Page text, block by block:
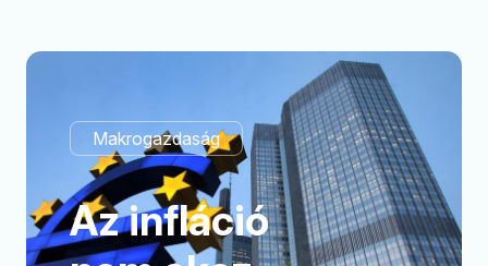
Makrogazdaság
Az infláció